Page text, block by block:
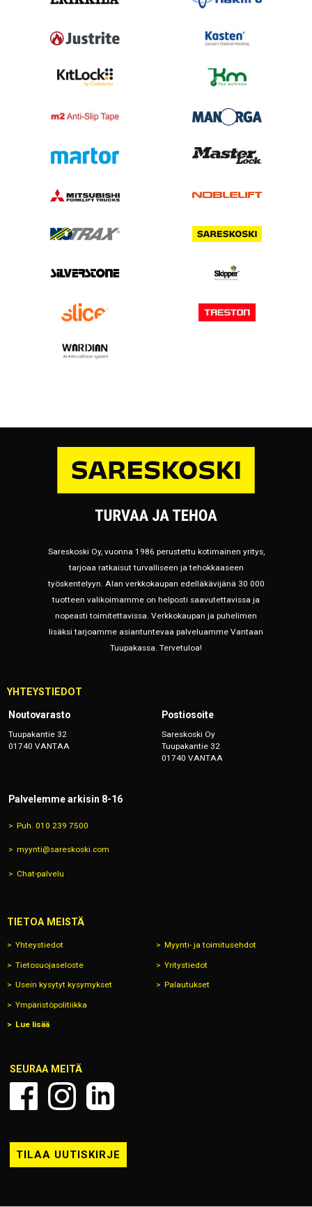
Sareskoski Oy, vuonna 1986 perustettu kotimainen yritys,
tarjoaa ratkaisut turvalliseen ja tehokkaaseen
työskentelyyn. Alan verkkokaupan edelläkävijänä 30 000
tuotteen valikoimamme on helposti saavutettavissa ja
nopeasti toimitettavissa. Verkkokaupan ja puhelimen
lisäksi tarjoamme asiantuntevaa palveluamme Vantaan
Tuupakassa. Tervetuloa!
YHTEYSTIEDOT
Noutovarasto
Tuupakantie 32
01740 VANTAA
Postiosoite
Sareskoski Oy
Tuupakantie 32
01740 VANTAA
Palvelemme arkisin 8-16
Puh. 010 239 7500
myynti@sareskoski.com
Chat-palvelu
TIETOA MEISTÄ
Yhteystiedot Myynti- ja toimitusehdot
Tietosuojaseloste Yritystiedot
Usein kysytyt kysymykset Palautukset
Ympäristöpolitiikka
Lue lisää
SEURAA MEITÄ
TILAA UUTISKIRJE